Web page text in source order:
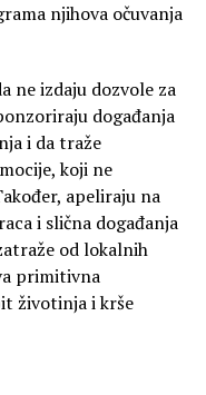
njihova očuvanja
ne izdaju dozvole za
događanja
i da traže
koji ne
apeliraju na
i slična događanja
od lokalnih
primitivna
životinja i krše